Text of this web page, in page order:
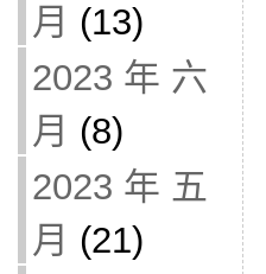
月 (13)
2023 年 六
月 (8)
2023 年 五
月 (21)